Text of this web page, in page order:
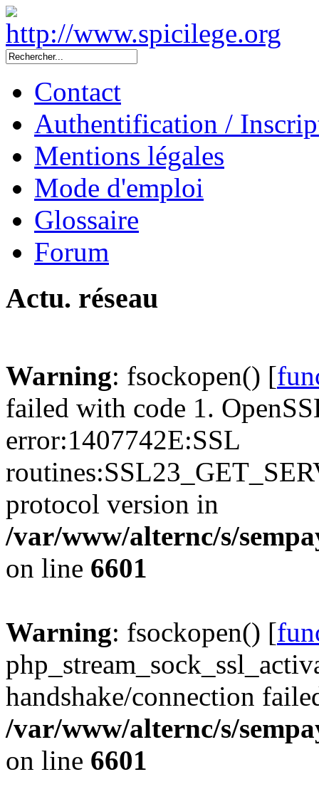
Contact
Authentification /
Mentions légales
Mode d'emploi
Glossaire
Forum
Actu. réseau
Warning: fsockopen() [
failed with code 1.
error:1407742E:SSL
protocol version in
/var/www/alternc/s/
on line 6601
Warning: fsockopen() [
handshake/connection
/var/www/alternc/s/
on line 6601